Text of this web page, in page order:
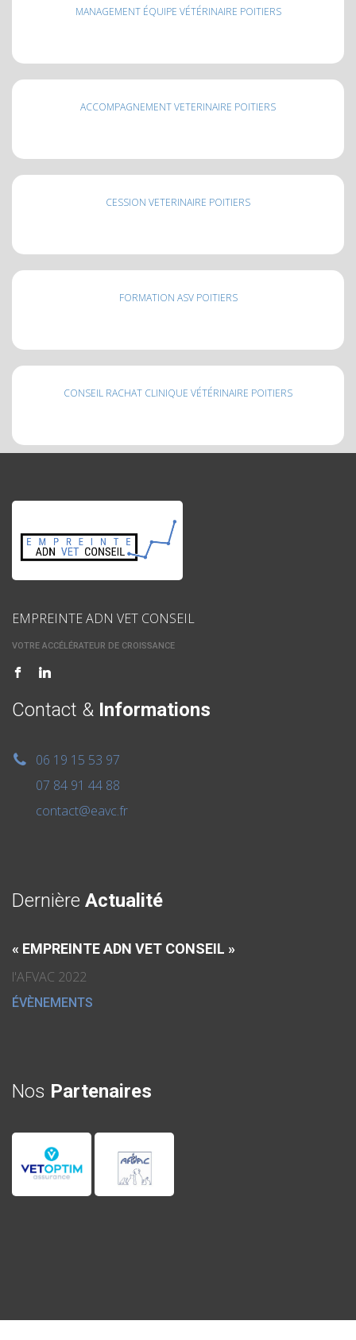
MANAGEMENT ÉQUIPE VÉTÉRINAIRE POITIERS
ACCOMPAGNEMENT VETERINAIRE POITIERS
CESSION VETERINAIRE POITIERS
FORMATION ASV POITIERS
CONSEIL RACHAT CLINIQUE VÉTÉRINAIRE POITIERS
EMPREINTE ADN VET CONSEIL
VOTRE ACCÉLÉRATEUR DE CROISSANCE
Contact & Informations
06 19 15 53 97
07 84 91 44 88
contact@eavc.fr
Dernière Actualité
« EMPREINTE ADN VET CONSEIL »
l'AFVAC 2022
ÉVÈNEMENTS
Nos Partenaires